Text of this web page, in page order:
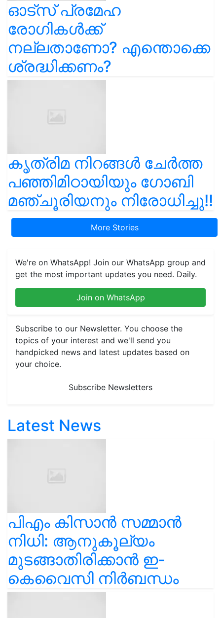
ഓട്സ് പ്രമേഹ
രോഗികൾക്ക്
നല്ലതാണോ? എന്തൊക്കെ
ശ്രദ്ധിക്കണം?
കൃത്രിമ നിറങ്ങൾ ചേർത്ത
പഞ്ഞിമിഠായിയും ഗോബി
മഞ്ചൂരിയനും നിരോധിച്ചു!!
More Stories
We're on WhatsApp! Join our WhatsApp group and
get the most important updates you need. Daily.
Join on WhatsApp
Subscribe to our Newsletter. You choose the
topics of your interest and we'll send you
handpicked news and latest updates based on
your choice.
Subscribe Newsletters
Latest News
പിഎം കിസാൻ സമ്മാൻ
നിധി: ആനുകൂല്യം
മുടങ്ങാതിരിക്കാൻ ഇ-
കെവൈസി നിർബന്ധം